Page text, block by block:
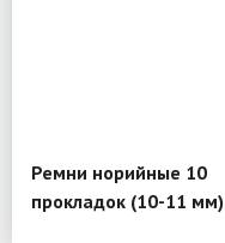
Ремни норийные 10
прокладок (10-11 мм)